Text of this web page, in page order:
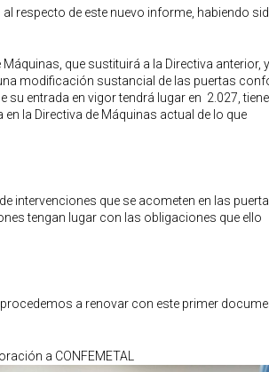
respecto de este nuevo informe, habiendo
que sustituirá a la Directiva anterior,
modificación sustancial de las puertas
su entrada en vigor tendrá lugar en 2.027,
la Directiva de Máquinas actual de lo que
intervenciones que se acometen en las
tengan lugar con las obligaciones que ello
a renovar con este primer
a CONFEMETAL